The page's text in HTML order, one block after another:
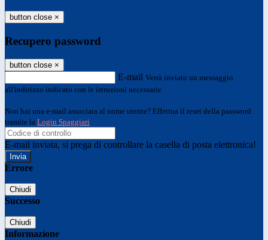
button close ×
Recupero password
button close ×
E-mail Verrà inviato un messaggio
all'indirizzo indicato con le istruzioni necessarie.
Non hai una e-mail associata al nome utente? Effettua il reset della password
tramite la Login Spaggiari
E-mail inviata, si prega di controllare la casella di posta elettronica!
Errore
Chiudi
Successo
Chiudi
Informazione